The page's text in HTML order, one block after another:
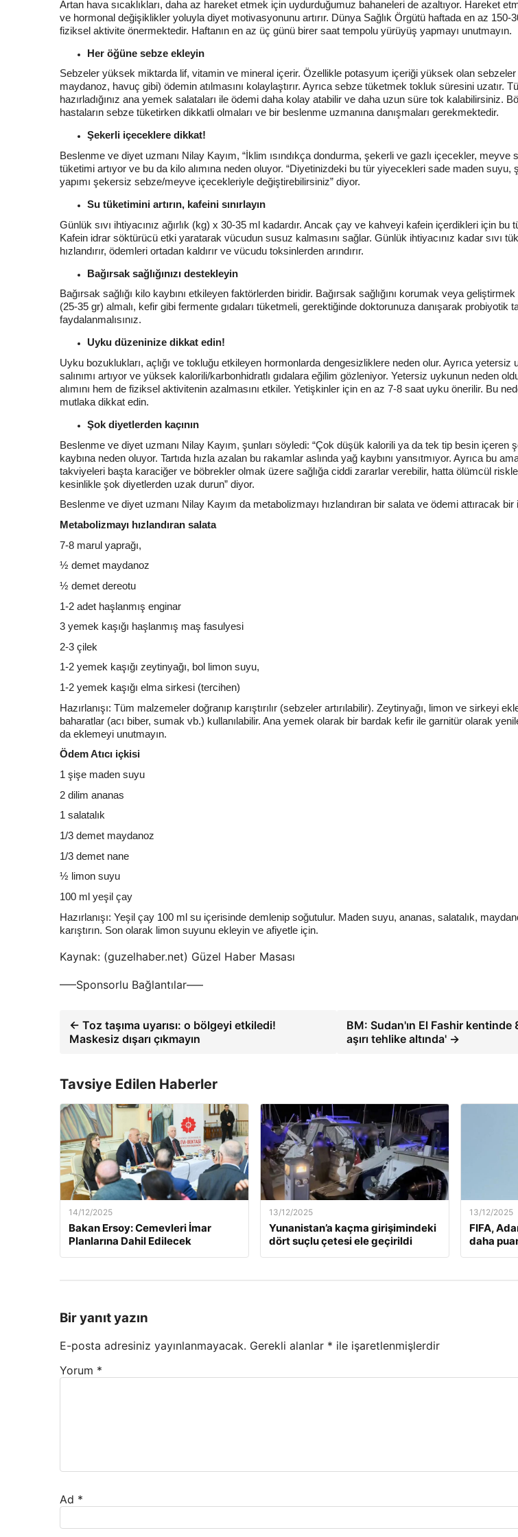
Artan hava sıcaklıkları, daha az hareket etmek için uydurduğumuz bahaneleri de azaltıyor. Hareket
ve hormonal değişiklikler yoluyla diyet motivasyonunu artırır. Dünya Sağlık Örgütü haftada en az 150-
fiziksel aktivite önermektedir. Haftanın en az üç günü birer saat tempolu yürüyüş yapmayı unutmayın.
Her öğüne sebze ekleyin
Sebzeler yüksek miktarda lif, vitamin ve mineral içerir. Özellikle potasyum içeriği yüksek olan sebzeler
maydanoz, havuç gibi) ödemin atılmasını kolaylaştırır. Ayrıca sebze tüketmek tokluk süresini uzatır.
hazırladığınız ana yemek salataları ile ödemi daha kolay atabilir ve daha uzun süre tok kalabilirsiniz.
hastaların sebze tüketirken dikkatli olmaları ve bir beslenme uzmanına danışmaları gerekmektedir.
Şekerli içeceklere dikkat!
Beslenme ve diyet uzmanı Nilay Kayım, “İklim ısındıkça dondurma, şekerli ve gazlı içecekler, meyve
tüketimi artıyor ve bu da kilo alımına neden oluyor. “Diyetinizdeki bu tür yiyecekleri sade maden
yapımı şekersiz sebze/meyve içecekleriyle değiştirebilirsiniz” diyor.
Su tüketimini artırın, kafeini sınırlayın
Günlük sıvı ihtiyacınız ağırlık (kg) x 30-35 ml kadardır. Ancak çay ve kahveyi kafein içerdikleri için bu
Kafein idrar söktürücü etki yaratarak vücudun susuz kalmasını sağlar. Günlük ihtiyacınız kadar sıvı
hızlandırır, ödemleri ortadan kaldırır ve vücudu toksinlerden arındırır.
Bağırsak sağlığınızı destekleyin
Bağırsak sağlığı kilo kaybını etkileyen faktörlerden biridir. Bağırsak sağlığını korumak veya
(25-35 gr) almalı, kefir gibi fermente gıdaları tüketmeli, gerektiğinde doktorunuza danışarak probiyotik
faydalanmalısınız.
Uyku düzeninize dikkat edin!
Uyku bozuklukları, açlığı ve tokluğu etkileyen hormonlarda dengesizliklere neden olur. Ayrıca
salınımı artıyor ve yüksek kalorili/karbonhidratlı gıdalara eğilim gözleniyor. Yetersiz uykunun neden
alımını hem de fiziksel aktivitenin azalmasını etkiler. Yetişkinler için en az 7-8 saat uyku önerilir. Bu
mutlaka dikkat edin.
Şok diyetlerden kaçının
Beslenme ve diyet uzmanı Nilay Kayım, şunları söyledi: “Çok düşük kalorili ya da tek tip besin içeren
kaybına neden oluyor. Tartıda hızla azalan bu rakamlar aslında yağ kaybını yansıtmıyor. Ayrıca bu
takviyeleri başta karaciğer ve böbrekler olmak üzere sağlığa ciddi zararlar verebilir, hatta ölümcül
kesinlikle şok diyetlerden uzak durun” diyor.
Beslenme ve diyet uzmanı Nilay Kayım da metabolizmayı hızlandıran bir salata ve ödemi attıracak
Metabolizmayı hızlandıran salata
7-8 marul yaprağı,
½ demet maydanoz
½ demet dereotu
1-2 adet haşlanmış enginar
3 yemek kaşığı haşlanmış maş fasulyesi
2-3 çilek
1-2 yemek kaşığı zeytinyağı, bol limon suyu,
1-2 yemek kaşığı elma sirkesi (tercihen)
Hazırlanışı: Tüm malzemeler doğranıp karıştırılır (sebzeler artırılabilir). Zeytinyağı, limon ve sirkeyi
baharatlar (acı biber, sumak vb.) kullanılabilir. Ana yemek olarak bir bardak kefir ile garnitür olarak
da eklemeyi unutmayın.
Ödem Atıcı içkisi
1 şişe maden suyu
2 dilim ananas
1 salatalık
1/3 demet maydanoz
1/3 demet nane
½ limon suyu
100 ml yeşil çay
Hazırlanışı: Yeşil çay 100 ml su içerisinde demlenip soğutulur. Maden suyu, ananas, salatalık,
karıştırın. Son olarak limon suyunu ekleyin ve afiyetle için.
Kaynak: (guzelhaber.net) Güzel Haber Masası
—–Sponsorlu Bağlantılar—–
← Toz taşıma uyarısı: o bölgeyi etkiledi!
Maskesiz dışarı çıkmayın
BM: Sudan'ın El Fashir
aşırı tehlike altında' →
Tavsiye Edilen Haberler
14/12/2025
Bakan Ersoy: Cemevleri İmar
Planlarına Dahil Edilecek
13/12/2025
Yunanistan’a kaçma girişimindeki
dört suçlu çetesi ele geçirildi
13/12/2025
FIFA,
daha
Bir yanıt yazın
E-posta adresiniz yayınlanmayacak. Gerekli alanlar * ile işaretlenmişlerdir
Yorum *
Ad *